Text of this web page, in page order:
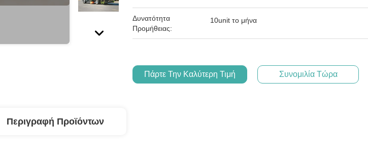
Δυνατότητα
Προμήθειας:
10unit το μήνα
Πάρτε Την Καλύτερη Τιμή Συνομιλία Τώρα
Περιγραφή Προϊόντων